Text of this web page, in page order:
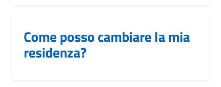
Come posso cambiare la mia
residenza?